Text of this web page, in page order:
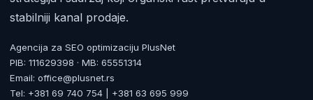
stabilniji kanal prodaje.
Agencija za SEO optimizaciju PlusNet
PIB: 111629398 · MB: 65551314
Email: office@plusnet.rs
Tel: +381 69 740 754 | +381 63 695 999